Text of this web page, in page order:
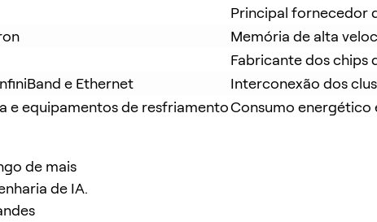
Principal fornecedor
Memória de alta
Fabricante dos chips
e Ethernet
Interconexão dos
e equipamentos de resfriamentoConsumo energético
de mais
de IA.